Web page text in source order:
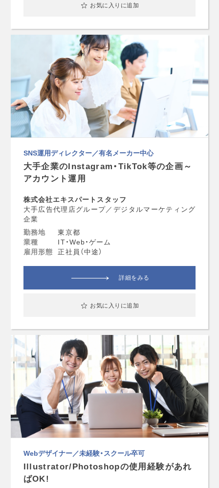
お気に入りに追加
SNS運用ディレクター／有名メーカー中心
大手企業のInstagram・TikTok等の企画～
アカウント運用
株式会社エキスパートスタッフ
大手広告代理店グループ／デジタルマーケティング
企業
勤務地
東京都
業種
IT・Web・ゲーム
雇用形態 正社員（中途）
詳細をみる
お気に入りに追加
Webデザイナー／未経験・スクール卒可
Illustrator/Photoshopの使用経験があれ
ばOK!